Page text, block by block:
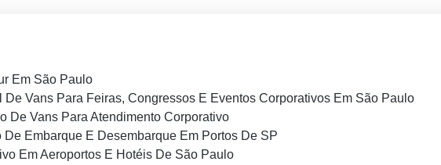
Em São Paulo
De Vans Para Feiras, Congressos E Eventos Corporativos Em São Paulo
De Vans Para Atendimento Corporativo
De Embarque E Desembarque Em Portos De SP
Em Aeroportos E Hotéis De São Paulo